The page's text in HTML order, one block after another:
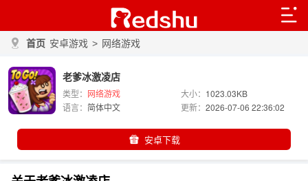
首页 安卓游戏 > 网络游戏
老爹冰激凌店
类型： 网络游戏 大小： 1023.03KB
语言： 简体中文 更新：2026-07-06 22:36:02
安卓下载